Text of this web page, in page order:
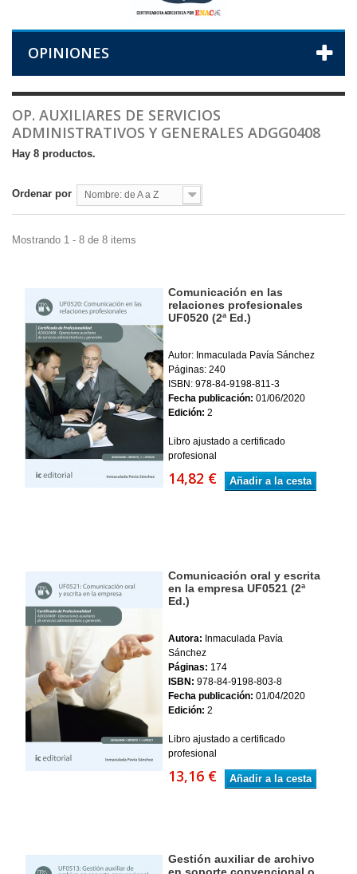
OPINIONES
OP. AUXILIARES DE SERVICIOS
ADMINISTRATIVOS Y GENERALES ADGG0408
Hay 8 productos.
Ordenar por Nombre: de A a Z
Mostrando 1 - 8 de 8 items
Comunicación en las
relaciones profesionales
UF0520 (2ª Ed.)
Autor: Inmaculada Pavía Sánchez
Páginas: 240
ISBN: 978-84-9198-811-3
Fecha publicación: 01/06/2020
Edición: 2
Libro ajustado a certificado
profesional
14,82 € Añadir a la cesta
Comunicación oral y escrita
en la empresa UF0521 (2ª
Ed.)
Autora: Inmaculada Pavía
Sánchez
Páginas: 174
ISBN: 978-84-9198-803-8
Fecha publicación: 01/04/2020
Edición: 2
Libro ajustado a certificado
profesional
13,16 € Añadir a la cesta
Gestión auxiliar de archivo